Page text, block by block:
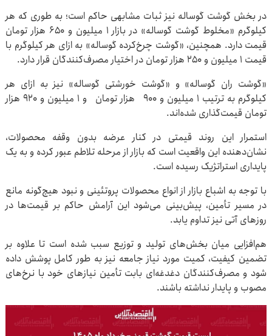
در بخش گوشت گوساله نیز ثبات مشابهی حاکم است؛ به طوری که هر
کیلوگرم «مخلوط گوشت گوساله» در بازار ۱ میلیون و ۶۵۰ هزار تومان
قیمت دارد. همچنین، «گوشت چرخ‌کرده گوساله» به ازای هر کیلوگرم با
قیمت ۱ میلیون و ۲۵۰ هزار تومان در اختیار مصرف‌کنندگان قرار دارد.
«گوشت ران گوساله» و «گوشت خورشتی گوساله» نیز به ازای هر
کیلوگرم به ترتیب ۱ میلیون و ۹۰۰ هزار تومان و ۱ میلیون و ۹۲۰ هزار
تومان قیمت‌گذاری شده‌اند.
استمرار این روند قیمتی در کنار عرضه بدون وقفه محصولات،
نشان‌دهنده این واقعیت است که بازار از مرحله تلاطم عبور کرده و به یک
پایداری استراتژیک رسیده است.
با توجه به اشباع بازار از انواع محصولات پروتئینی و نبود هیچ‌گونه مانع
در مسیر تأمین، پیش‌بینی می‌شود این آرامش حاکم بر قیمت‌ها در
روزهای آتی نیز تداوم یابد.
هم‌افزایی میان بخش‌های تولید و توزیع سبب شده است تا علاوه بر
تضمین کیفیت، کمیت مورد نیاز جامعه نیز به طور کامل پوشش داده
شود و مصرف‌کنندگان دغدغه‌ای بابت تأمین نیازهای خود با نرخ‌های
مصوب و پایدار نداشته باشند.